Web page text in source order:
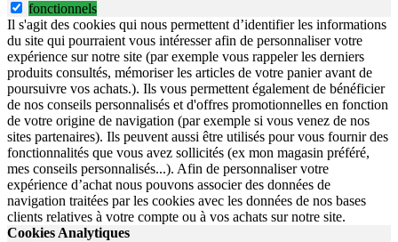
fonctionnels
Il s'agit des cookies qui nous permettent d’identifier les informations
du site qui pourraient vous intéresser afin de personnaliser votre
expérience sur notre site (par exemple vous rappeler les derniers
produits consultés, mémoriser les articles de votre panier avant de
poursuivre vos achats.). Ils vous permettent également de bénéficier
de nos conseils personnalisés et d'offres promotionnelles en fonction
de votre origine de navigation (par exemple si vous venez de nos
sites partenaires). Ils peuvent aussi être utilisés pour vous fournir des
fonctionnalités que vous avez sollicités (ex mon magasin préféré,
mes conseils personnalisés...). Afin de personnaliser votre
expérience d’achat nous pouvons associer des données de
navigation traitées par les cookies avec les données de nos bases
clients relatives à votre compte ou à vos achats sur notre site.
Cookies Analytiques